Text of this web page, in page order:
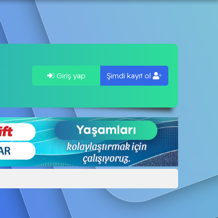
Giriş yap Şimdi kayıt ol